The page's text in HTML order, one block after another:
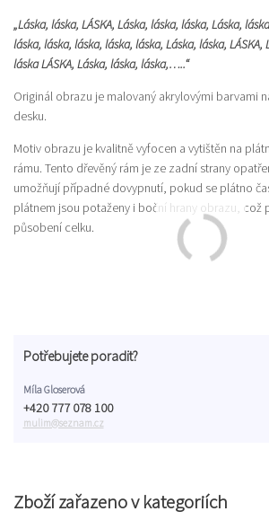
„Láska, láska, LÁSKA, Láska, láska, láska, Láska,
láska, láska, láska, láska, láska, Láska, láska, LÁSKA,
láska LÁSKA, Láska, láska, láska,…..“
Originál obrazu je malovaný akrylovými barvami
desku.
Motiv obrazu je kvalitně vyfocen a vytištěn na
rámu. Tento dřevěný rám je ze zadní strany
umožňují případné dovypnutí, pokud se plátno
plátnem jsou potaženy i boční hrany obrazu,
působení celku.
Zboží zařazeno v kategoriích
Potřebujete poradit?
Míla Gloserová
+420 777 078 100
mulim@seznam.cz